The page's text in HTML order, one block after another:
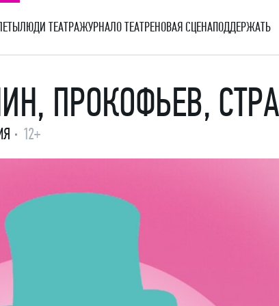
ЛЮДИ ТЕАТРАЖУРНАЛО ТЕАТРЕНОВАЯ СЦЕНАПОДДЕРЖАТЬ
ПРОКОФЬЕВ,
12+